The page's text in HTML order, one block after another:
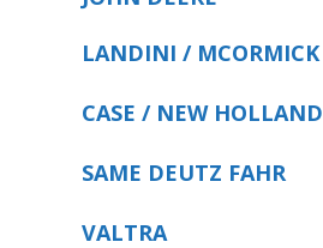
LANDINI / MCORMICK
CASE / NEW HOLLAND
SAME DEUTZ FAHR
VALTRA